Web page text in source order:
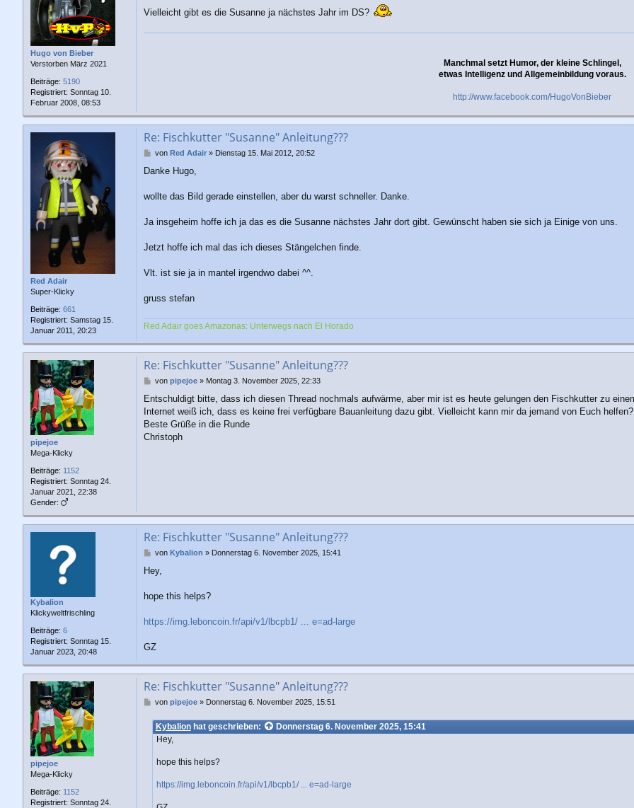
Hugo von Bieber
Verstorben März 2021
Beiträge: 5190
Registriert: Sonntag 10.
Februar 2008, 08:53
Vielleicht gibt es die Susanne ja nächstes Jahr im DS?
Manchmal setzt Humor, der kleine Schlingel,
etwas Intelligenz und Allgemeinbildung voraus.
http://www.facebook.com/HugoVonBieber
Red Adair
Super-Klicky
Beiträge: 661
Registriert: Samstag 15.
Januar 2011, 20:23
Re: Fischkutter "Susanne" Anleitung???
B
i
r
von Red Adair» Dienstag 15. Mai 2012, 20:52
Danke Hugo,
wollte das Bild gerade einstellen, aber du warst schneller. Danke.
Ja insgeheim hoffe ich ja das es die Susanne nächstes Jahr dort gibt. Gewünscht haben sie sich ja Einige von uns.
Jetzt hoffe ich mal das ich dieses Stängelchen finde.
Vlt. ist sie ja in mantel irgendwo dabei ^^.
gruss stefan
Red Adair goes Amazonas: Unterwegs nach El Horado
pipejoe
Mega-Klicky
Beiträge: 1152
Registriert: Sonntag 24.
Januar 2021, 22:38
Gender:
Re: Fischkutter "Susanne" Anleitung???
B
i
t
r
von pipejoe» Montag 3. November 2025, 22:33
Entschuldigt bitte, dass ich diesen Thread nochmals aufwärme, aber mir ist es heute gelungen den Fischkutter zu
Internet weiß ich, dass es keine frei verfügbare Bauanleitung dazu gibt. Vielleicht kann mir da jemand von Euch helfen?
Beste Grüße in die Runde
Christoph
Kybalion
Klickyweltfrischling
Beiträge: 6
Registriert: Sonntag 15.
Januar 2023, 20:48
Re: Fischkutter "Susanne" Anleitung???
B
i
r
von Kybalion » Donnerstag 6. November 2025, 15:41
Hey,
hope this helps?
https://img.leboncoin.fr/api/v1/lbcpb1/ ... e=ad-large
GZ
pipejoe
Mega-Klicky
Beiträge: 1152
Registriert: Sonntag 24.
Re: Fischkutter "Susanne" Anleitung???
B
i
t
von pipejoe» Donnerstag 6. November 2025, 15:51
Kybalionhat geschrieben:
Donnerstag 6. November 2025, 15:41
Hey,
hope this helps?
https://img.leboncoin.fr/api/v1/lbcpb1/ ... e=ad-large